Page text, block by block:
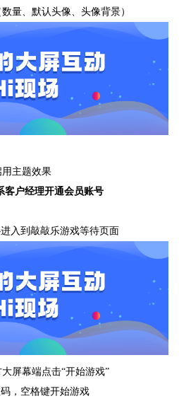
量、默认头像、头像背景）
主题效果
户经理开通会员账号
入到敲敲乐游戏等待页面
屏幕端点击“开始游戏”
，空格键开始游戏